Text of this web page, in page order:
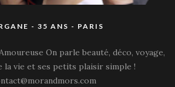
- 35 ANS - PARIS
On parle beauté, déco, voyage,
la vie et ses petits plaisir simple !